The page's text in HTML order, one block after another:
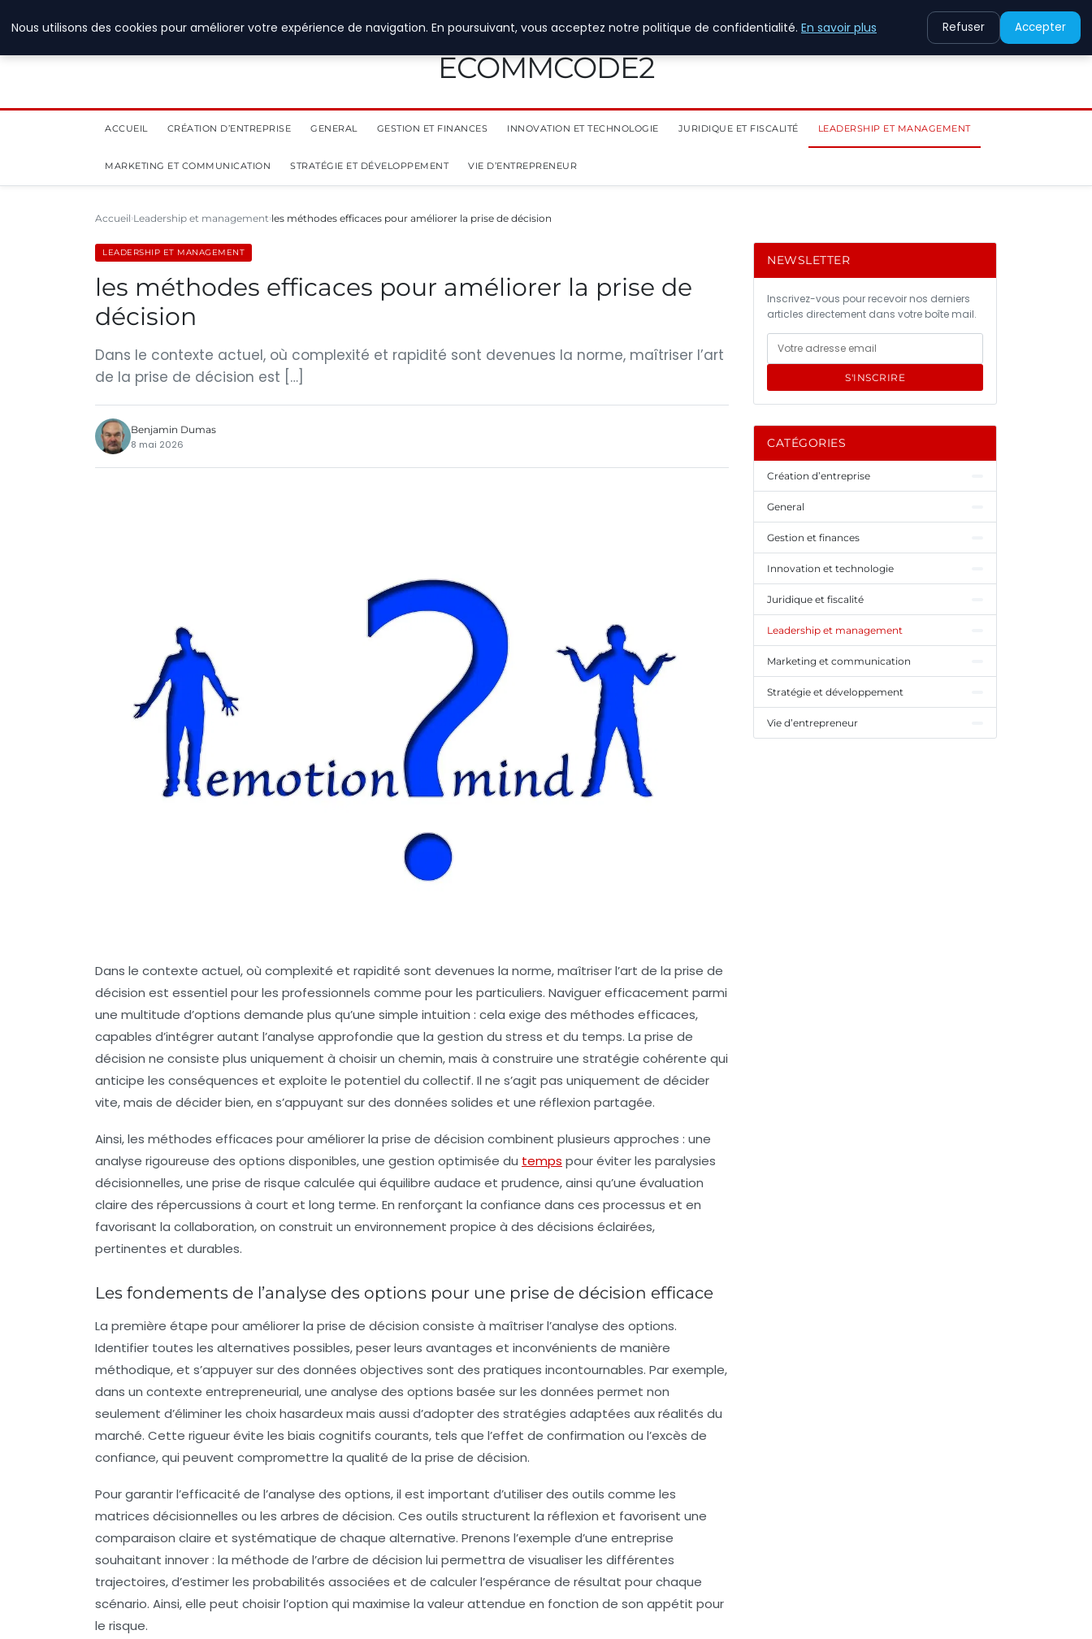
ECOMMCODE2
ACCUEIL CRÉATION D’ENTREPRISE GENERAL GESTION ET FINANCES INNOVATION ET TECHNOLOGIE JURIDIQUE ET FISCALITÉ LEADERSHIP ET MANAGEMENT
MARKETING ET COMMUNICATION STRATÉGIE ET DÉVELOPPEMENT VIE D’ENTREPRENEUR
Accueil Leadership et management les méthodes efficaces pour améliorer la prise de décision
LEADERSHIP ET MANAGEMENT
les méthodes efficaces pour améliorer la prise de
décision
Dans le contexte actuel, où complexité et rapidité sont devenues la norme, maîtriser l’art
de la prise de décision est […]
Benjamin Dumas
8 mai 2026
Dans le contexte actuel, où complexité et rapidité sont devenues la norme, maîtriser l’art de la prise de
décision est essentiel pour les professionnels comme pour les particuliers. Naviguer efficacement parmi
une multitude d’options demande plus qu’une simple intuition : cela exige des méthodes efficaces,
capables d’intégrer autant l’analyse approfondie que la gestion du stress et du temps. La prise de
décision ne consiste plus uniquement à choisir un chemin, mais à construire une stratégie cohérente qui
anticipe les conséquences et exploite le potentiel du collectif. Il ne s’agit pas uniquement de décider
vite, mais de décider bien, en s’appuyant sur des données solides et une réflexion partagée.
Ainsi, les méthodes efficaces pour améliorer la prise de décision combinent plusieurs approches : une
analyse rigoureuse des options disponibles, une gestion optimisée du temps pour éviter les paralysies
décisionnelles, une prise de risque calculée qui équilibre audace et prudence, ainsi qu’une évaluation
claire des répercussions à court et long terme. En renforçant la confiance dans ces processus et en
favorisant la collaboration, on construit un environnement propice à des décisions éclairées,
pertinentes et durables.
Les fondements de l’analyse des options pour une prise de décision efficace
La première étape pour améliorer la prise de décision consiste à maîtriser l’analyse des options.
Identifier toutes les alternatives possibles, peser leurs avantages et inconvénients de manière
méthodique, et s’appuyer sur des données objectives sont des pratiques incontournables. Par exemple,
dans un contexte entrepreneurial, une analyse des options basée sur les données permet non
seulement d’éliminer les choix hasardeux mais aussi d’adopter des stratégies adaptées aux réalités du
marché. Cette rigueur évite les biais cognitifs courants, tels que l’effet de confirmation ou l’excès de
confiance, qui peuvent compromettre la qualité de la prise de décision.
Pour garantir l’efficacité de l’analyse des options, il est important d’utiliser des outils comme les
matrices décisionnelles ou les arbres de décision. Ces outils structurent la réflexion et favorisent une
comparaison claire et systématique de chaque alternative. Prenons l’exemple d’une entreprise
souhaitant innover : la méthode de l’arbre de décision lui permettra de visualiser les différentes
trajectoires, d’estimer les probabilités associées et de calculer l’espérance de résultat pour chaque
scénario. Ainsi, elle peut choisir l’option qui maximise la valeur attendue en fonction de son appétit pour
le risque.
NEWSLETTER
Inscrivez-vous pour recevoir nos derniers
articles directement dans votre boîte mail.
S'INSCRIRE
CATÉGORIES
Création d’entreprise
General
Gestion et finances
Innovation et technologie
Juridique et fiscalité
Leadership et management
Marketing et communication
Stratégie et développement
Vie d’entrepreneur
Nous utilisons des cookies pour améliorer votre expérience de navigation. En poursuivant, vous acceptez notre politique de confidentialité. En savoir plus Refuser Accepter